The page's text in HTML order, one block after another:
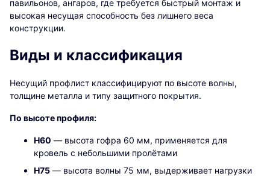
павильонов, ангаров, где требуется быстрый монтаж и
высокая несущая способность без лишнего веса
конструкции.
Виды и классификация
Несущий профлист классифицируют по высоте волны,
толщине металла и типу защитного покрытия.
По высоте профиля:
Н60 — высота гофра 60 мм, применяется для
кровель с небольшими пролётами
Н75 — высота волны 75 мм, выдерживает нагрузки